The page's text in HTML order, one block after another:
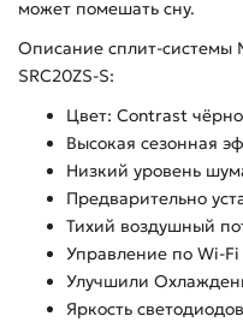
может помешать сну.
Описание сплит-системы
SRC20ZS-S:
Цвет: Contrast
Высокая сезонная
Низкий уровень
Предварительно
Тихий воздушный
Управление по Wi-
Улучшили
Яркость